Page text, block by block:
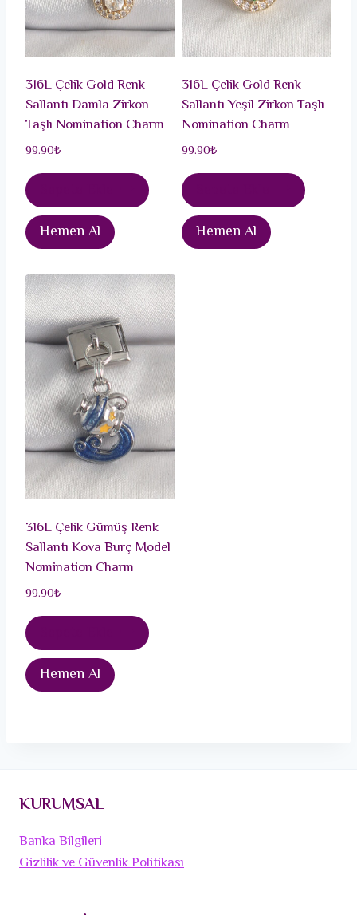
316L Çelik Gold Renk
Sallantı Damla Zirkon
Taşlı Nomination Charm
99.90₺
Hemen Al
316L Çelik Gold Renk
Sallantı Yeşil Zirkon Taşlı
Nomination Charm
99.90₺
Hemen Al
316L Çelik Gümüş Renk
Sallantı Kova Burç Model
Nomination Charm
99.90₺
Hemen Al
KURUMSAL
Banka Bilgileri
Gizlilik ve Güvenlik Politikası